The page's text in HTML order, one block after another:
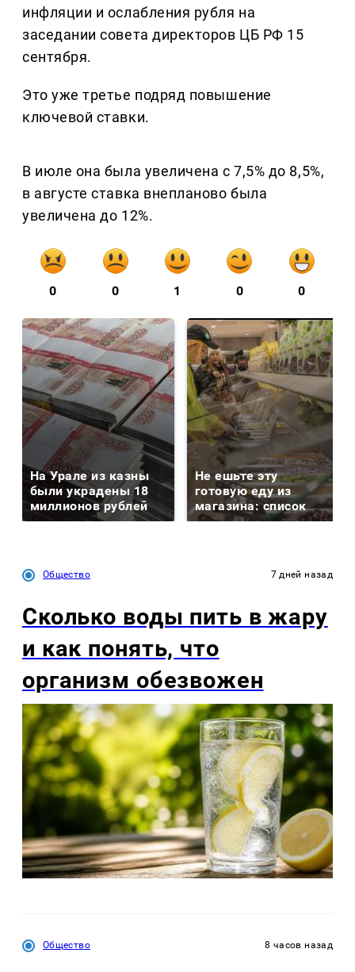
инфляции и ослабления рубля на
заседании совета директоров ЦБ РФ 15
сентября.
Это уже третье подряд повышение
ключевой ставки.
В июле она была увеличена с 7,5% до 8,5%,
в августе ставка внепланово была
увеличена до 12%.
0 0 1 0 0
На Урале из казны
были украдены 18
миллионов рублей
Не ешьте эту
готовую еду из
магазина: список
Общество 7 дней назад
Сколько воды пить в жару
и как понять, что
организм обезвожен
Общество 8 часов назад